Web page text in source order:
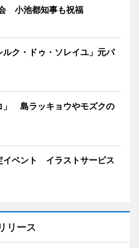
小池都知事も祝福
ク・ドゥ・ソレイユ」元パ
」 島ラッキョウやモズクの
イベント イラストサービス
リース